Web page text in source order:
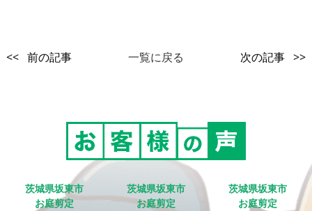
<< 前の記事 一覧に戻る 次の記事 >>
茨城県坂東市
お庭剪定
茨城県坂東市
お庭剪定
茨城県坂東市
お庭剪定